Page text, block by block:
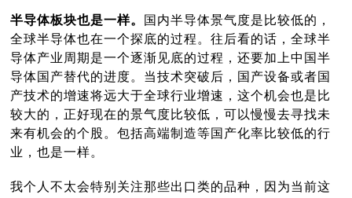
半导体板块也是一样。 国内半导体景气度是比较低的，
全球半导体也在一个探底的过程。往后看的话，全球半
导体产业周期是一个逐渐见底的过程，还要加上中国半
导体国产替代的进度。当技术突破后，国产设备或者国
产技术的增速将远大于全球行业增速，这个机会也是比
较大的，正好现在的景气度比较低，可以慢慢去寻找未
来有机会的个股。包括高端制造等国产化率比较低的行
业，也是一样。
我个人不太会特别关注那些出口类的品种，因为当前这